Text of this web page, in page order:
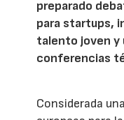
preparado
para startups,
talento joven y
conferencias
Considerada